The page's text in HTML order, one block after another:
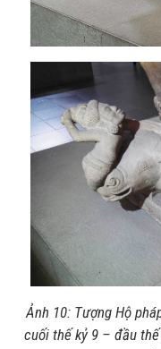
Ảnh 10: Tượng Hộ
cuối thế kỷ 9 – đầu